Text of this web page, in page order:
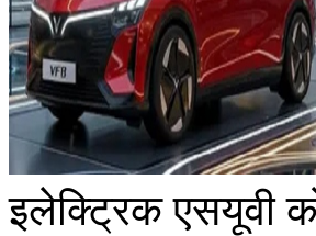
इलेक्ट्रिक एसयूवी